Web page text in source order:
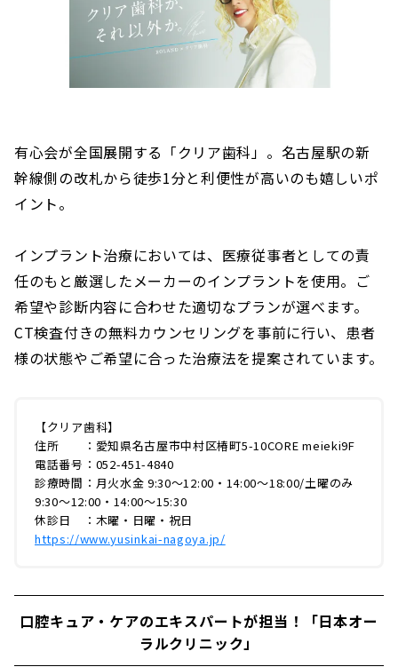
有心会が全国展開する「クリア歯科」。名古屋駅の新
幹線側の改札から徒歩1分と利便性が高いのも嬉しいポ
イント。
インプラント治療においては、医療従事者としての責
任のもと厳選したメーカーのインプラントを使用。ご
希望や診断内容に合わせた適切なプランが選べます。
CT検査付きの無料カウンセリングを事前に行い、患者
様の状態やご希望に合った治療法を提案されています。
【クリア歯科】
住所 ：愛知県名古屋市中村区椿町5-10CORE meieki9F
電話番号：052-451-4840
診療時間：月火水金 9:30〜12:00・14:00〜18:00/土曜のみ
9:30〜12:00・14:00〜15:30
休診日 ：木曜・日曜・祝日
https://www.yusinkai-nagoya.jp/
口腔キュア・ケアのエキスパートが担当！「日本オー
ラルクリニック」